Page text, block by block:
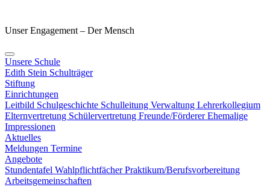
Unser Engagement – Der Mensch
Unsere Schule
Edith Stein Schulträger
Stiftung
Einrichtungen
Leitbild Schulgeschichte Schulleitung Verwaltung Lehrerkollegium
Elternvertretung Schülervertretung Freunde/FördererEhemalige
Impressionen
Aktuelles
Meldungen Termine
Angebote
Stundentafel WahlpflichtfächerPraktikum/Berufsvorbereitung
Arbeitsgemeinschaften